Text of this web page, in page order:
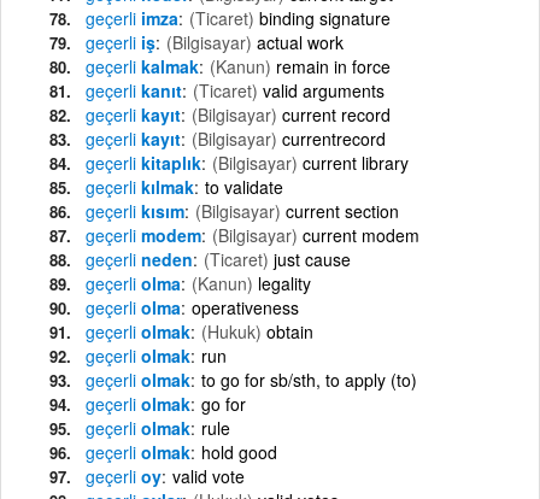
geçerli imza (Ticaret) binding signature
geçerli iş (Bilgisayar) actual work
geçerli kalmak (Kanun) remain in force
geçerli kanıt (Ticaret) valid arguments
geçerli kayıt (Bilgisayar) current record
geçerli kayıt (Bilgisayar) currentrecord
geçerli kitaplık (Bilgisayar) current library
geçerli kılmak to validate
geçerli kısım (Bilgisayar) current section
geçerli modem (Bilgisayar) current modem
geçerli neden (Ticaret) just cause
geçerli olma (Kanun) legality
geçerli olma operativeness
geçerli olmak (Hukuk) obtain
geçerli olmak run
geçerli olmak to go for sb/sth, to apply (to)
geçerli olmak go for
geçerli olmak rule
geçerli olmak hold good
geçerli oy valid vote